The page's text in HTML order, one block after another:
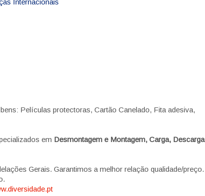
Internacionais
Películas protectoras, Cartão Canelado, Fita adesiva,
em Desmontagem e Montagem, Carga, Descarga
Gerais. Garantimos a melhor relação qualidade/preço.